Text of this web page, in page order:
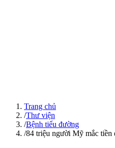
Trang chủ
/Thư viện
/Bệnh tiểu đường
/84 triệu người Mỹ mắc tiền